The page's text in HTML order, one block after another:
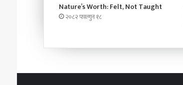
Nature’s Worth: Felt, Not Taught
२०८२ फाल्गुन १८